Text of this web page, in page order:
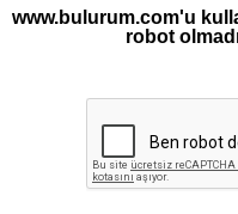
www.bulurum.com'u
robot